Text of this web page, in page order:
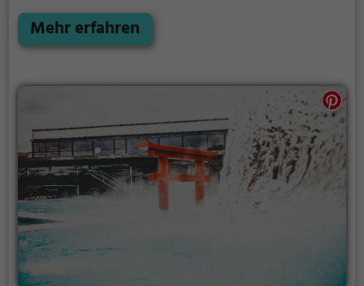
Kindergeburtstag oder einfach mit Freunden ist das
HellensteinBad aquarena Heidenheim genau die
Mehr erfahren